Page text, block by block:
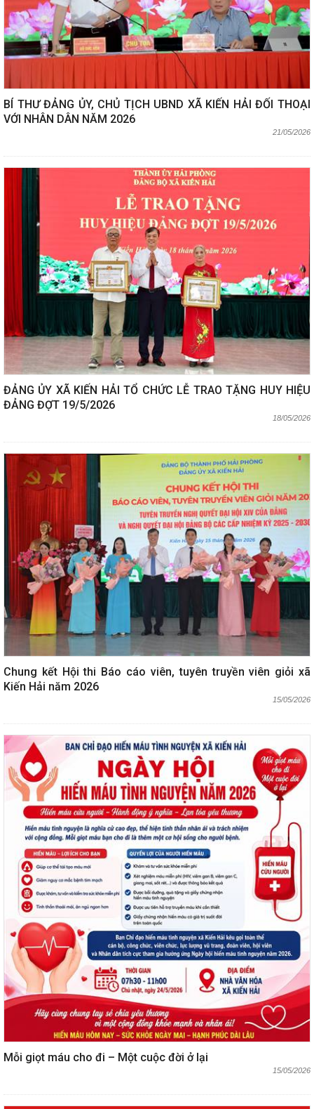
BÍ THƯ ĐẢNG ỦY, CHỦ TỊCH UBND XÃ KIẾN HẢI ĐỐI THOẠI
VỚI NHÂN DÂN NĂM 2026
21/05/2026
ĐẢNG ỦY XÃ KIẾN HẢI TỔ CHỨC LỄ TRAO TẶNG HUY HIỆU
ĐẢNG ĐỢT 19/5/2026
18/05/2026
Chung kết Hội thi Báo cáo viên, tuyên truyền viên giỏi xã
Kiến Hải năm 2026
15/05/2026
Mỗi giọt máu cho đi – Một cuộc đời ở lại
15/05/2026